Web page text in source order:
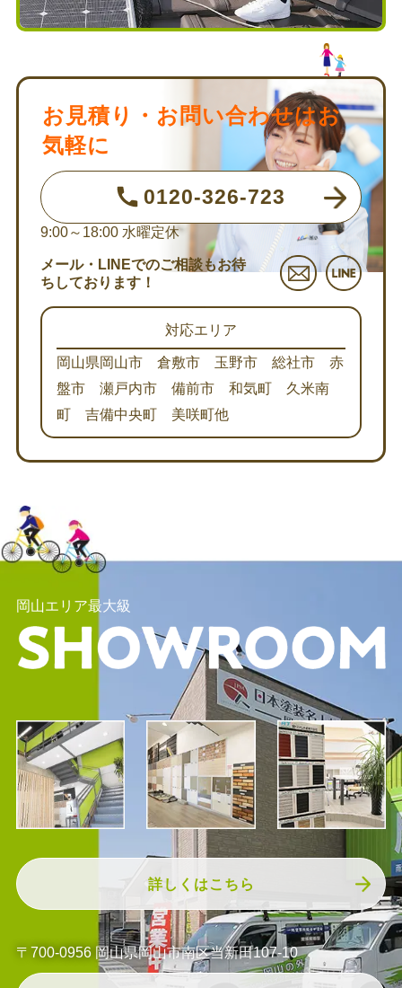
お見積り・お問い合わせはお
気軽に
0120-326-723
9:00～18:00 水曜定休
メール・LINEでのご相談もお待
ちしております！
対応エリア
岡山県岡山市 倉敷市 玉野市 総社市 赤
盤市 瀬戸内市 備前市 和気町 久米南
町 吉備中央町 美咲町他
岡山エリア最大級
詳しくはこちら
〒700-0956 岡山県岡山市南区当新田107-10